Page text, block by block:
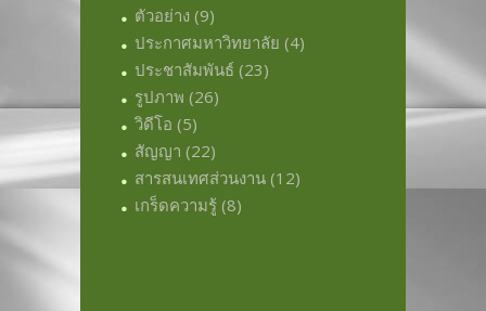
ตัวอย่าง (9)
ประกาศมหาวิทยาลัย (4)
ประชาสัมพันธ์ (23)
รูปภาพ (26)
วิดีโอ (5)
สัญญา (22)
สารสนเทศส่วนงาน (12)
เกร็ดความรู้ (8)